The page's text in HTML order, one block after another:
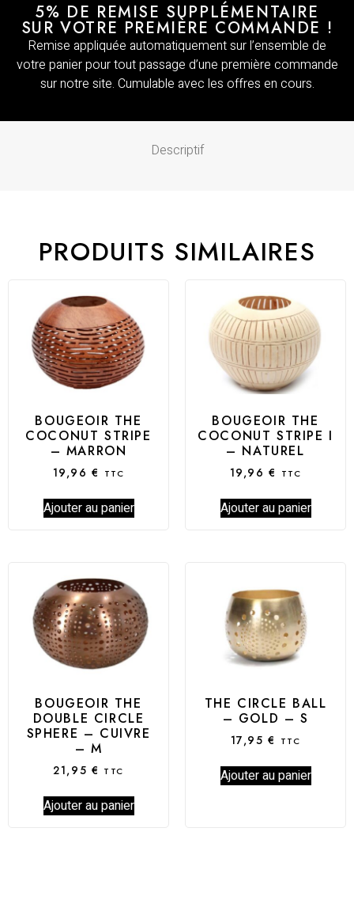
5% DE REMISE SUPPLÉMENTAIRE
SUR VOTRE PREMIÈRE COMMANDE !
Remise appliquée automatiquement sur l’ensemble de
votre panier pour tout passage d’une première commande
sur notre site. Cumulable avec les offres en cours.
Descriptif
PRODUITS SIMILAIRES
BOUGEOIR THE
COCONUT STRIPE
– MARRON
19,96€ TTC
Ajouter au panier
BOUGEOIR THE
COCONUT STRIPE I
– NATUREL
19,96€ TTC
Ajouter au panier
BOUGEOIR THE
DOUBLE CIRCLE
SPHERE – CUIVRE
– M
21,95 € TTC
Ajouter au panier
THE CIRCLE BALL
– GOLD – S
17,95€ TTC
Ajouter au panier